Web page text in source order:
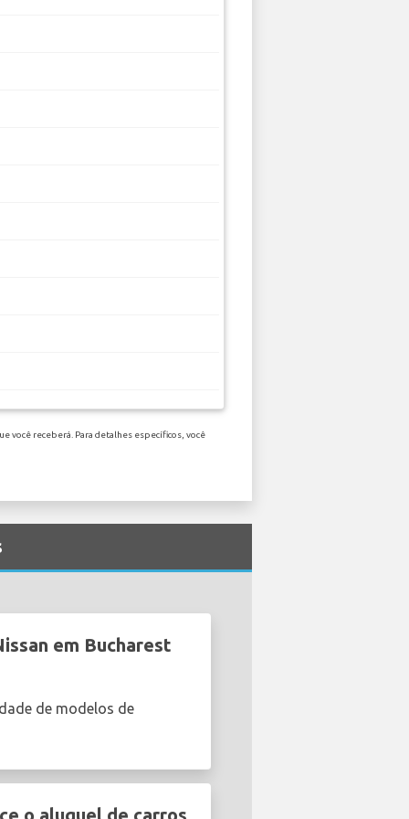
você receberá. Para detalhes específicos, você
em Bucharest
de modelos de